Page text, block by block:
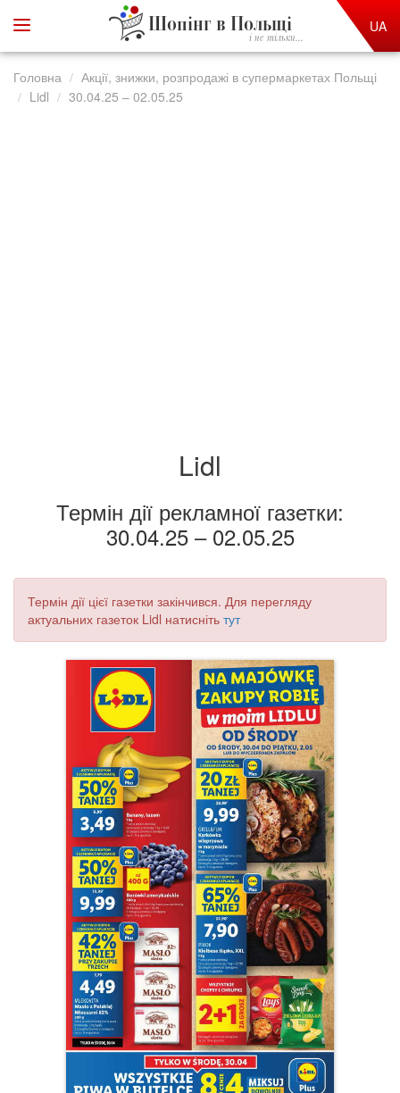
Шопінг в Польщі
і не тільки...
UA
Головна
Акції, знижки, розпродажі в супермаркетах Польщі
Lidl
30.04.25 – 02.05.25
Lidl
Термін дії рекламної газетки:
30.04.25 – 02.05.25
Термін дії цієї газетки закінчився. Для перегляду
актуальних газеток Lidl натисніть тут